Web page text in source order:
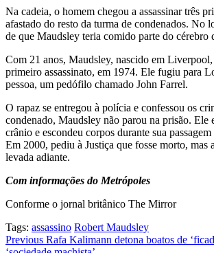
Na cadeia, o homem chegou a assassinar três
afastado do resto da turma de condenados. No
de que Maudsley teria comido parte do cérebro
Com 21 anos, Maudsley, nascido em Liverpool,
primeiro assassinato, em 1974. Ele fugiu para
pessoa, um pedófilo chamado John Farrel.
O rapaz se entregou à polícia e confessou os
condenado, Maudsley não parou na prisão. Ele
crânio e escondeu corpos durante sua
Em 2000, pediu à Justiça que fosse morto, mas
levada adiante.
Com informações do Metrópoles
Conforme o jornal britânico The Mirror
Tags: assassino Robert Maudsley
Post
Previous Rafa Kalimann detona boatos de